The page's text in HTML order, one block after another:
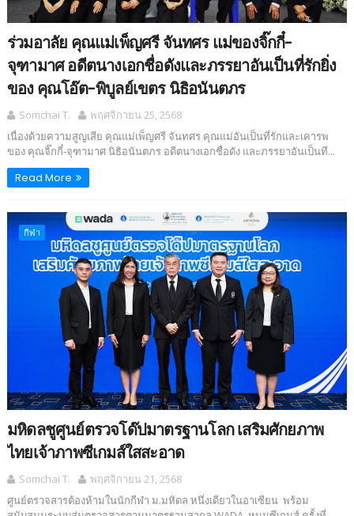
ร่วมอาลัย คุณแม่เพ็ญศรี จันทศร แม่ของจิ๊กกี๋-
จุฑามาศ อดีตนางเอกชื่อดังและภรรยาอันเป็นที่รักยิ่ง
ของ คุณโอ๊ต-พิบูลย์เขตร นิธิอนันตภร
Somchai T.
พฤศจิกายน 25, 2568
เนื่องด้วยความสูญเสีย คุณแม่เพ็ญศรี จันทศร คุณแม่อันเป็นที่รักและเคารพ
ของ คุณจิ๊กกี๋-จุฑามาศ นิธิอนันตภร อดีตนางเอกชื่อดัง และภรรยาอันเป็นที...
Read More
กีฬา
มหิดลชูศูนย์ตรวจโด๊ปมาตรฐานโลก เสริมศักยภาพ
ไทยเจ้าภาพซีเกมส์ใสสะอาด
Somchai T.
พฤศจิกายน 21, 2568
ศูนย์ตรวจสารต้องห้ามในนักกีฬา ม.มหิดล หนึ่งเดียวในอาเซียน พร้อม